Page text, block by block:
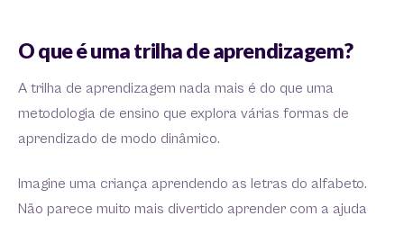
O que é uma trilha de aprendizagem?
A trilha de aprendizagem nada mais é do que uma
metodologia de ensino que explora várias formas de
aprendizado de modo dinâmico.
Imagine uma criança aprendendo as letras do alfabeto.
Não parece muito mais divertido aprender com a ajuda